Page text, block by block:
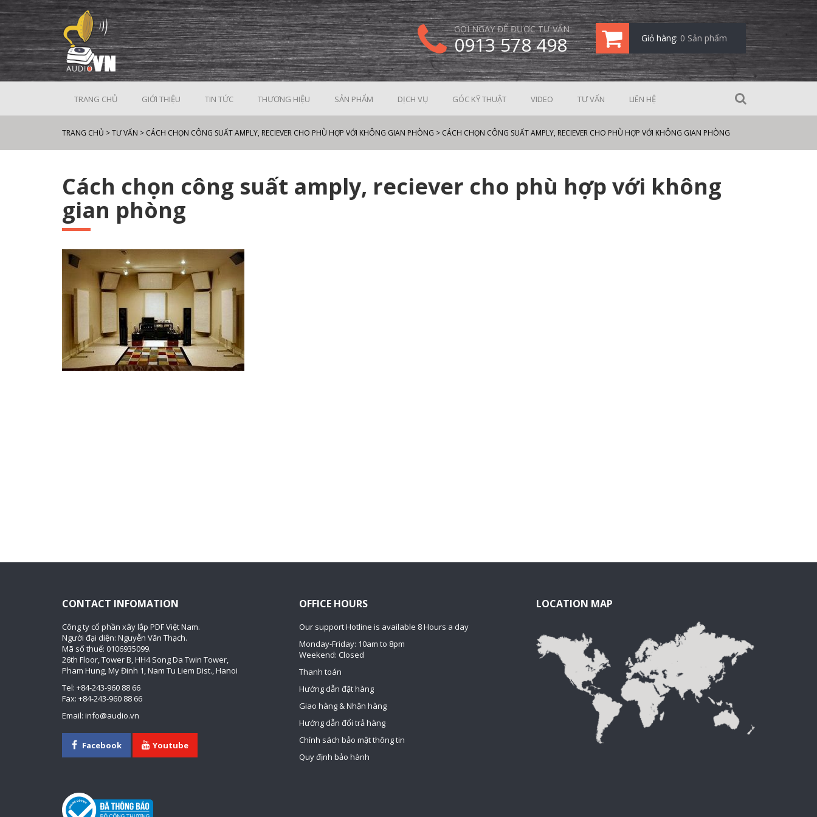
GỌI NGAY ĐỂ ĐƯỢC TƯ VẤN
0913 578 498 Giỏ hàng: 0 Sản phẩm
TRANG CHỦ GIỚI THIỆU TIN TỨC THƯƠNG HIỆU SẢN PHẨM DỊCH VỤ GÓC KỸ THUẬT VIDEO TƯ VẤN LIÊN HỆ
TRANG CHỦ >TƯ VẤN > CÁCH CHỌN CÔNG SUẤT AMPLY, RECIEVER CHO PHÙ HỢP VỚI KHÔNG GIAN PHÒNG > CÁCH CHỌN CÔNG SUẤT AMPLY, RECIEVER CHO PHÙ HỢP VỚI KHÔNG GIAN PHÒNG
Cách chọn công suất amply, reciever cho phù hợp với không
gian phòng
CONTACT INFOMATION
Công ty cổ phần xây lắp PDF Việt Nam.
Người đại diện: Nguyễn Văn Thạch.
Mã số thuế: 0106935099.
26th Floor, Tower B, HH4 Song Da Twin Tower,
Pham Hung, My Đinh 1, Nam Tu Liem Dist., Hanoi
Tel: +84-243-960 88 66
Fax: +84-243-960 88 66
Email: info@audio.vn
Facebook Youtube
OFFICE HOURS
Our support Hotline is available 8 Hours a day
Monday-Friday: 10am to 8pm
Weekend: Closed
Thanh toán
Hướng dẫn đặt hàng
Giao hàng & Nhận hàng
Hướng dẫn đổi trả hàng
Chính sách bảo mật thông tin
Quy định bảo hành
LOCATION MAP